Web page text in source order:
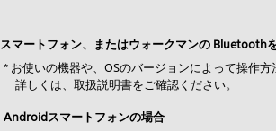
スマートフォン、またはウォークマンの Bluetooth
* お使いの機器や、OSのバージョンによって操作方
詳しくは、取扱説明書をご確認ください。
Androidスマートフォンの場合